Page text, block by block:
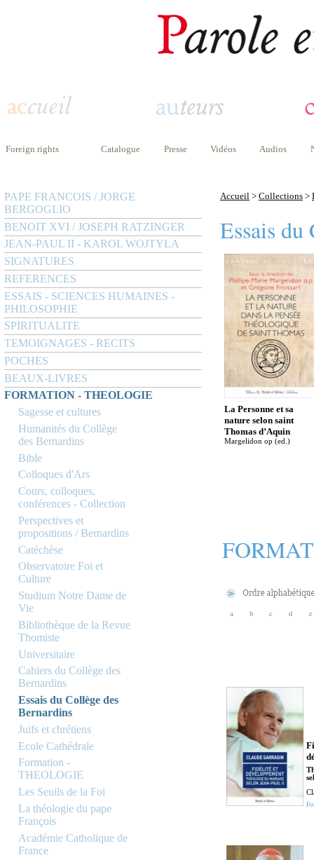
Foreign rights Catalogue Presse Vidéos Audios
PAPE FRANCOIS / JORGE
BERGOGLIO
BENOIT XVI / JOSEPH RATZINGER
JEAN-PAUL II - KAROL WOJTYLA
SIGNATURES
REFERENCES
ESSAIS - SCIENCES HUMAINES -
PHILOSOPHIE
SPIRITUALITE
TEMOIGNAGES - RECITS
POCHES
BEAUX-LIVRES
FORMATION - THEOLOGIE
Sagesse et cultures
Humanités du Collège
des Bernardins
Bible
Colloques d'Ars
Cours, colloques,
conférences - Collection
Perspectives et
propositions / Bernardins
Catéchèse
Observatoire Foi et
Culture
Studium Notre Dame de
Vie
Bibliothèque de la Revue
Thomiste
Universitaire
Cahiers du Collège des
Bernardins
Essais du Collège des
Bernardins
Juifs et chrétiens
Ecole Cathédrale
Formation -
THEOLOGIE
Les Seuils de la Foi
La théologie du pape
François
Académie Catholique de
France
Accueil > Collections >
Essais du
La Personne et sa
nature selon saint
Thomas d’Aquin
Margelidon op (ed.)
a b c d e